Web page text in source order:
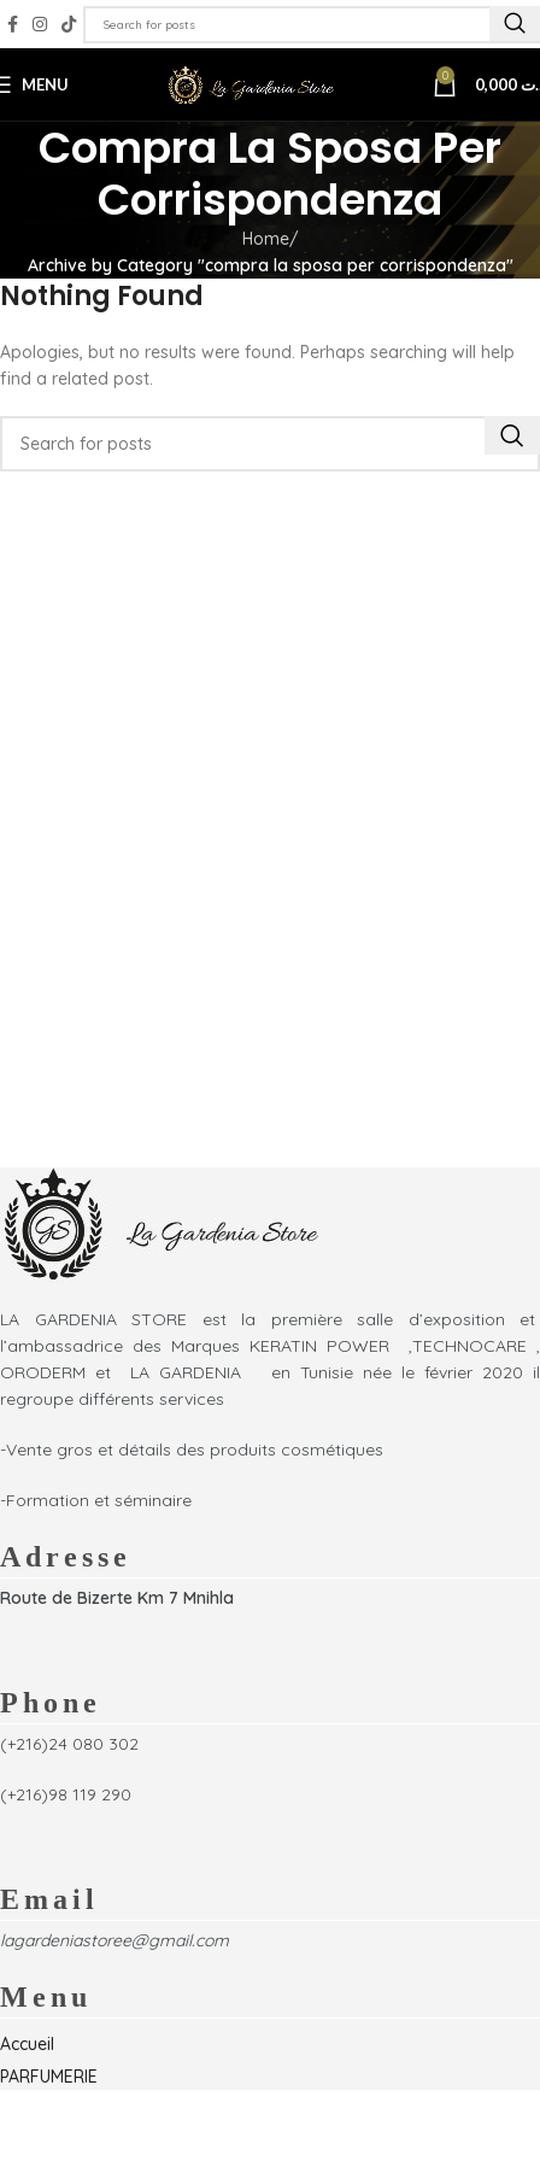
MENU 0
Compra La Sposa Per
Corrispondenza
Home
Archive by Category "compra la sposa per corrispondenza"
Nothing Found
Apologies, but no results were found. Perhaps searching will help
find a related post.
LA GARDENIA STORE est la première salle d’exposition et
l’ambassadrice des Marques KERATIN POWER ,TECHNOCARE ,
ORODERM et LA GARDENIA en Tunisie née le février 2020 il
regroupe différents services
-Vente gros et détails des produits cosmétiques
-Formation et séminaire
Adresse
Route de Bizerte Km 7 Mnihla
Phone
(+216)24 080 302
(+216)98 119 290
Email
lagardeniastoree@gmail.com
Menu
Accueil
PARFUMERIE